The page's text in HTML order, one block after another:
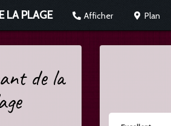
LA PLAGE Afficher Plan
de la